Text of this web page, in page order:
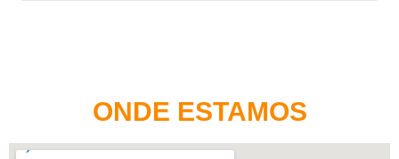
ONDE ESTAMOS